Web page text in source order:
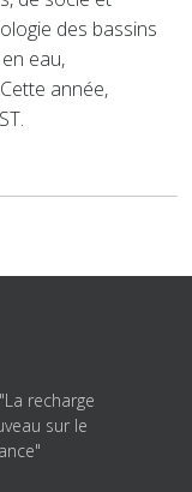
des bassins
eau,
année,
recharge
sur le